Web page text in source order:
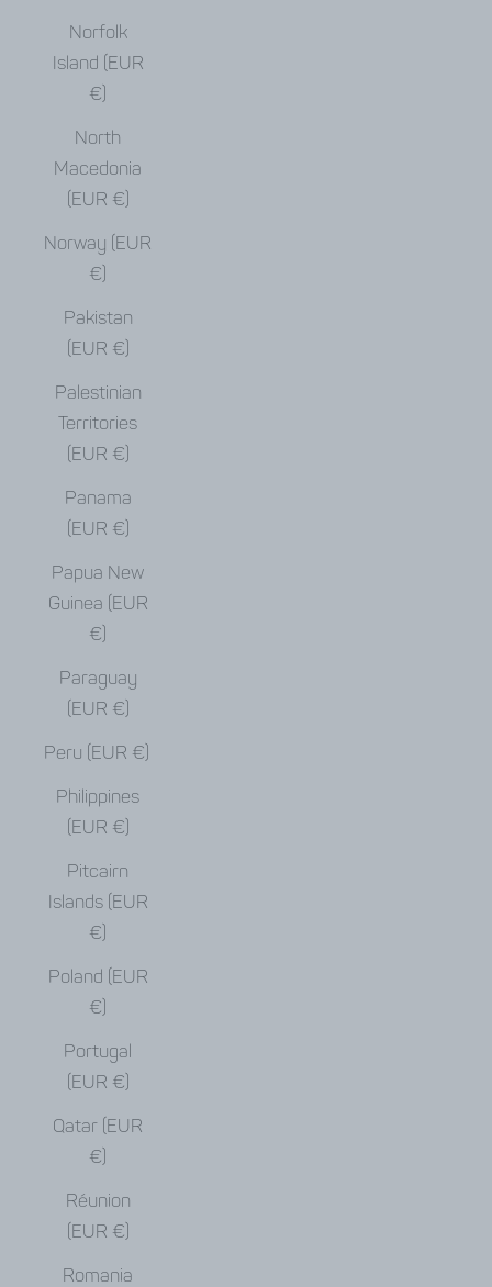
Norfolk
Island (EUR
€)
North
Macedonia
(EUR €)
Norway (EUR
€)
Pakistan
(EUR €)
Palestinian
Territories
(EUR €)
Panama
(EUR €)
Papua New
Guinea (EUR
€)
Paraguay
(EUR €)
Peru (EUR €)
Philippines
(EUR €)
Pitcairn
Islands (EUR
€)
Poland (EUR
€)
Portugal
(EUR €)
Qatar (EUR
€)
Réunion
(EUR €)
Romania